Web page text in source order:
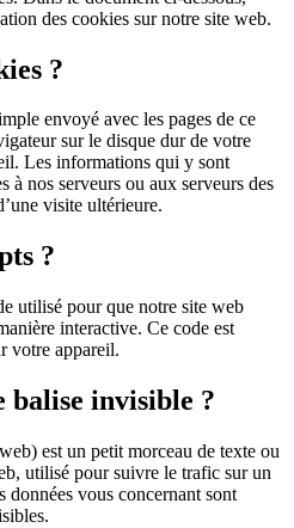
des cookies sur notre site web.
?
envoyé avec les pages de ce
sur le disque dur de votre
Les informations qui y sont
à nos serveurs ou aux serveurs des
visite ultérieure.
?
utilisé pour que notre site web
interactive. Ce code est
votre appareil.
balise invisible ?
est un petit morceau de texte ou
utilisé pour suivre le trafic sur un
données vous concernant sont